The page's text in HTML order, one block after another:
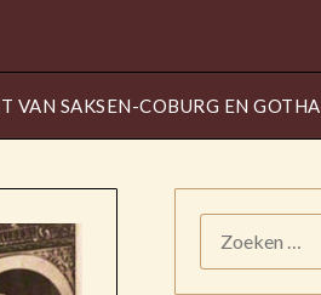
VAN SAKSEN-COBURG EN GOTHA
NAAR: